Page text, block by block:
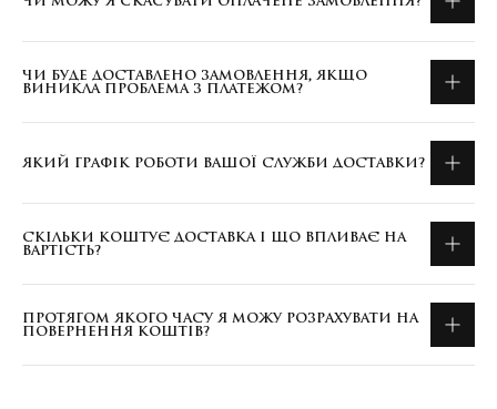
ЧИ БУДЕ ДОСТАВЛЕНО ЗАМОВЛЕННЯ, ЯКЩО
ВИНИКЛА ПРОБЛЕМА З ПЛАТЕЖОМ?
ЯКИЙ ГРАФІК РОБОТИ ВАШОЇ СЛУЖБИ ДОСТАВКИ?
СКІЛЬКИ КОШТУЄ ДОСТАВКА І ЩО ВПЛИВАЄ НА
ВАРТІСТЬ?
ПРОТЯГОМ ЯКОГО ЧАСУ Я МОЖУ РОЗРАХУВАТИ НА
ПОВЕРНЕННЯ КОШТІВ?